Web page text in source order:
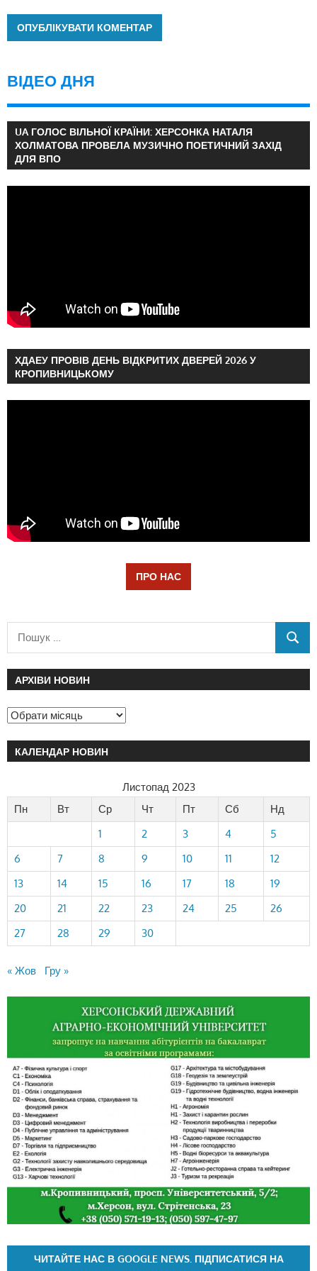
ВІДЕО ДНЯ
UA ГОЛОС ВІЛЬНОЇ КРАЇНИ: ХЕРСОНКА НАТАЛЯ
ХОЛМАТОВА ПРОВЕЛА МУЗИЧНО ПОЕТИЧНИЙ ЗАХІД
ДЛЯ ВПО
ХДАЕУ ПРОВІВ ДЕНЬ ВІДКРИТИХ ДВЕРЕЙ 2026 У
КРОПИВНИЦЬКОМУ
ПРО НАС
АРХІВИ НОВИН
КАЛЕНДАР НОВИН
Листопад 2023
Пн
Вт Ср Чт Пт Сб
Нд
1
2 3 4
5
6
7 8 9 10 11
12
13
14 15 16 17 18
19
20
21 22 23 24 25
26
27
28 29 30
« Жов Гру »
ЧИТАЙТЕ НАС В GOOGLE NEWS. ПІДПИСАТИСЯ НА